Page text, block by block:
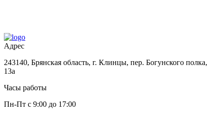
Адрес
243140, Брянская область, г. Клинцы, пер. Богунского полка,
13а
Часы работы
Пн-Пт с 9:00 до 17:00